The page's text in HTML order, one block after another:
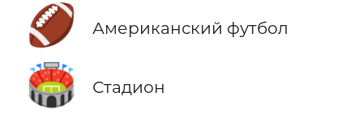
🏈 Американский футбол
🏟️ Стадион